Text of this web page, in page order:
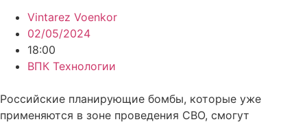
Vintarez Voenkor
02/05/2024
18:00
ВПК Технологии
Российские планирующие бомбы, которые уже
применяются в зоне проведения СВО, смогут